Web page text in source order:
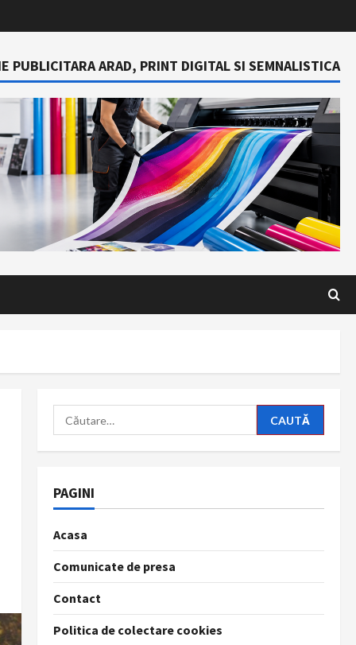
PUBLICITARA ARAD, PRINT DIGITAL SI SEMNALISTICA
Caută
după:
PAGINI
Acasa
Comunicate de presa
Contact
Politica de colectare cookies